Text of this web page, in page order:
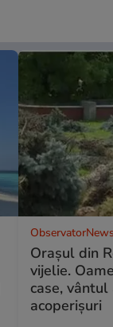
Oraşul din
vijelie.
case,
acoperişuri